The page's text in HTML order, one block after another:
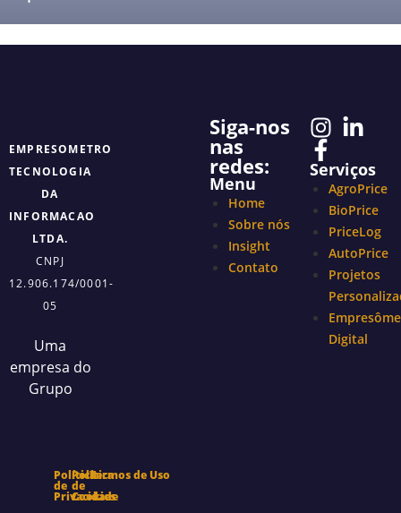
EMPRESOMETRO
TECNOLOGIA
DA
INFORMACAO
LTDA.
CNPJ
12.906.174/0001-
05
Uma
empresa do
Grupo
Siga-nos
nas
redes:
Menu
Home
Sobre nós
Insight
Contato
Serviços
AgroPrice
BioPrice
PriceLog
AutoPrice
Projetos
Digital
Política
de
Privacidade
Política
de
Cookies
Termos de Uso